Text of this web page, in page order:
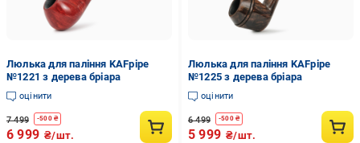
Люлька для паління KAFpipe
№1221 з дерева бріара
оцінити
7 499 -500₴
6 999 ₴/шт.
Люлька для паління KAFpipe
№1225 з дерева бріара
оцінити
6 499 -500₴
5 999 ₴/шт.